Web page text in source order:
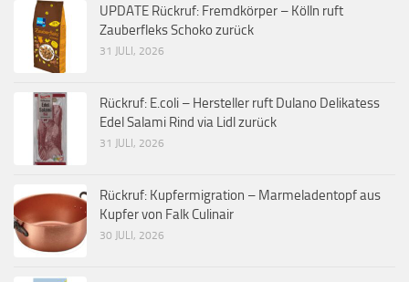
UPDATE Rückruf: Fremdkörper – Kölln ruft
Zauberfleks Schoko zurück
31 JULI, 2026
Rückruf: E.coli – Hersteller ruft Dulano Delikatess
Edel Salami Rind via Lidl zurück
31 JULI, 2026
Rückruf: Kupfermigration – Marmeladentopf aus
Kupfer von Falk Culinair
30 JULI, 2026